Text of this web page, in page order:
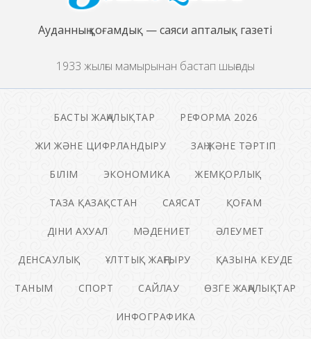
Ауданның қоғамдық — саяси апталық газеті
1933 жылғы мамырынан бастап шығады
БАСТЫ ЖАҢАЛЫҚТАР РЕФОРМА 2026
ЖИ ЖӘНЕ ЦИФРЛАНДЫРУ ЗАҢ ЖӘНЕ ТӘРТІП
БІЛІМ ЭКОНОМИКА ЖЕМҚОРЛЫҚ
ТАЗА ҚАЗАҚСТАН САЯСАТ ҚОҒАМ
ДІНИ АХУАЛ МӘДЕНИЕТ ӘЛЕУМЕТ
ДЕНСАУЛЫҚ ҰЛТТЫҚ ЖАҢҒЫРУ ҚАЗЫНА КЕУДЕ
ТАНЫМ СПОРТ САЙЛАУ ӨЗГЕ ЖАҢАЛЫҚТАР
ИНФОГРАФИКА